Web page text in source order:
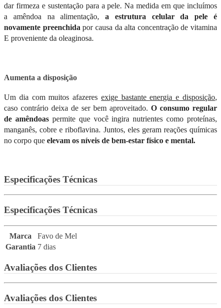
dar firmeza e sustentação para a pele. Na medida em que incluímos
a amêndoa na alimentação,a estrutura celular da pele é
novamente preenchidapor causa da alta concentração de vitamina
E proveniente da oleaginosa.
Aumenta a disposição
Um dia com muitos afazeres exige bastante energia e disposição,
caso contrário deixa de ser bem aproveitado. O consumo regular
de amêndoaspermite que você ingira nutrientes como proteínas,
manganês, cobre e riboflavina. Juntos, eles geram reações químicas
no corpo que elevam os níveis de bem-estar físico e mental.
Especificações Técnicas
Especificações Técnicas
Marca
Favo de Mel
Garantia 7 dias
Avaliações dos Clientes
Avaliações dos Clientes